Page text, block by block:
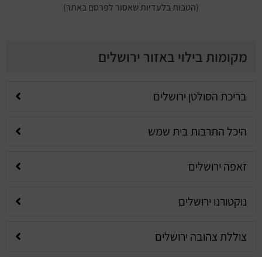
(הטבות בלעדיות שאסור לפרסם באתר)
מקומות בילוי באזור ירושלים
בריכת הסולטן ירושלים
היכל התרבות בית שמש
זאפה ירושלים
נוקטורנו ירושלים
צוללת צהובה ירושלים